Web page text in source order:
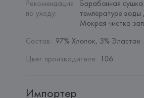
Рекомендация
по уходу:
Барабанная
температуре
Мокрая чистка
Состав: 97% Хлопок, 3% Эластан
Цвет производителя: 106
Импортер